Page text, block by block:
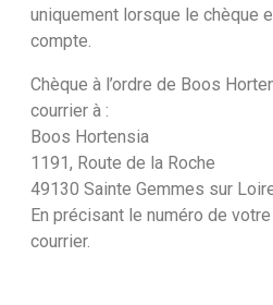
uniquement lorsque le chèque
compte.
Chèque à l’ordre de Boos
courrier à :
Boos Hortensia
1191, Route de la Roche
49130 Sainte Gemmes sur
En précisant le numéro de
courrier.